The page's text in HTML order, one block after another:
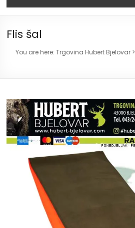
Flis šal
You are here: Trgovina Hubert Bjelovar>